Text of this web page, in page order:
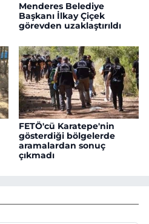
Menderes Belediye
Başkanı İlkay Çiçek
görevden uzaklaştırıldı
FETÖ'cü Karatepe'nin
gösterdiği bölgelerde
aramalardan sonuç
çıkmadı